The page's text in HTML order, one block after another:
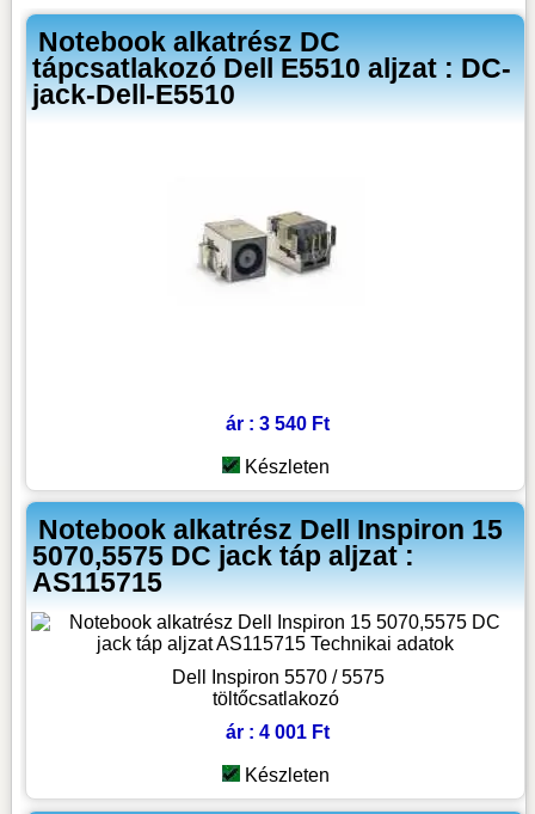
Notebook alkatrész DC
tápcsatlakozó Dell E5510 aljzat : DC-
jack-Dell-E5510
ár : 3 540 Ft
Készleten
Notebook alkatrész Dell Inspiron 15
5070,5575 DC jack táp aljzat :
AS115715
Dell Inspiron 5570 / 5575
töltőcsatlakozó
ár : 4 001 Ft
Készleten